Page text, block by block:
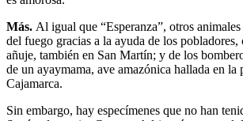
Más. Al igual que “Esperanza”, otros
del fuego gracias a la ayuda de los
añuje, también en San Martín; y de los
de un ayaymama, ave amazónica hallada en la
Cajamarca.
Sin embargo, hay especímenes que no han